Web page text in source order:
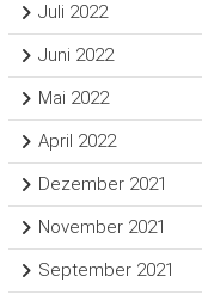
Juli 2022
Juni 2022
Mai 2022
April 2022
Dezember 2021
November 2021
September 2021